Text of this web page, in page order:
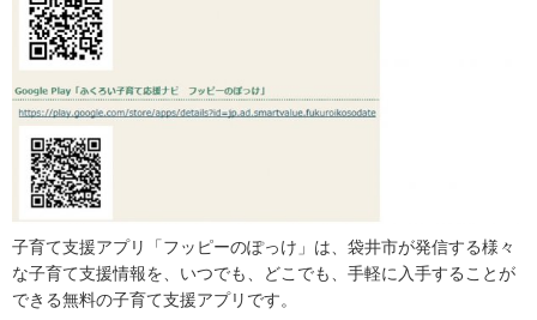
出張託児サービス一覧
★授乳スペースで搾乳ができる旨の表示にご協力ください－静岡
相談する・仲間をつくる
遊ぶ・学ぶ
健康・医療
支援・助成
子育て支援アプリ「フッピーのぽっけ」は、袋井市が発信する様々
な子育て支援情報を、いつでも、どこでも、手軽に入手することが
できる無料の子育て支援アプリです。